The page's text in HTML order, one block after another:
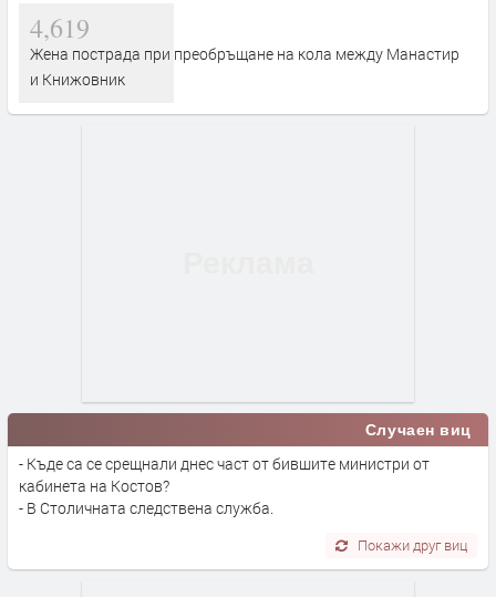
4,619
Жена пострада при преобръщане на кола между Манастир
и Книжовник
Случаен виц
- Къде са се срещнали днес част от бившите министри от
кабинета на Костов?
- В Столичната следствена служба.
Покажи друг виц